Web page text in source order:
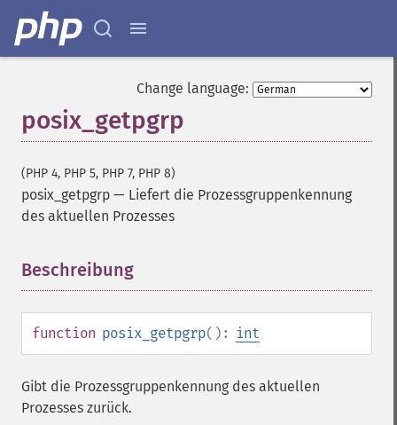
Change language:
posix_getpgrp
(PHP 4, PHP 5, PHP 7, PHP 8)
posix_getpgrp — Liefert die Prozessgruppenkennung
des aktuellen Prozesses
Beschreibung
function posix_getpgrp(): int
Gibt die Prozessgruppenkennung des aktuellen
Prozesses zurück.